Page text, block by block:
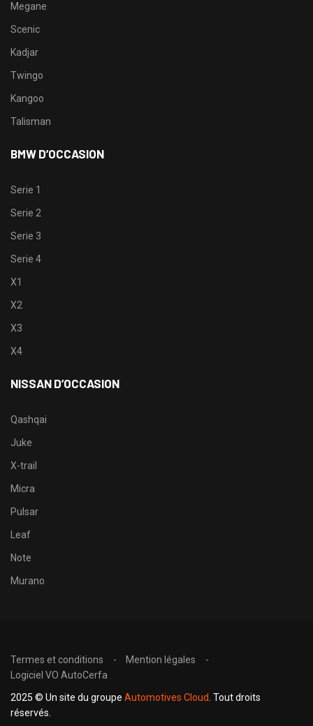
Megane
Scenic
Kadjar
Twingo
Kangoo
Talisman
BMW D’OCCASION
Serie 1
Serie 2
Serie 3
Serie 4
X1
X2
X3
X4
NISSAN D’OCCASION
Qashqai
Juke
X-trail
Micra
Pulsar
Leaf
Note
Murano
Termes et conditions
Mention légales
Logiciel VO AutoCerfa
2025 © Un site du groupe Automotives Cloud. Tout droits
réservés.